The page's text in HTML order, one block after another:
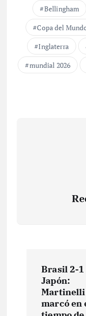
Bellingham
Copa del
Inglaterra
mundial 2026
Brasil 2-1
Japón:
Martinelli
marcó en